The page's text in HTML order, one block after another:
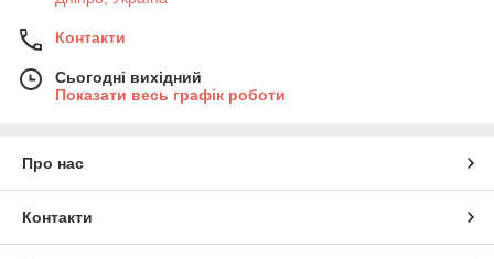
Контакти
Сьогодні вихідний
Показати весь графік роботи
Про нас
Контакти